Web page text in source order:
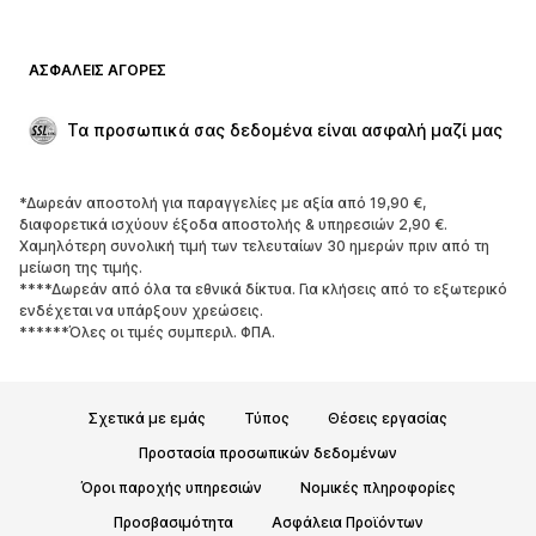
ΑΣΦΑΛΕΊΣ ΑΓΟΡΈΣ
Τα προσωπικά σας δεδομένα είναι ασφαλή μαζί μας
*Δωρεάν αποστολή για παραγγελίες με αξία από 19,90 €,
διαφορετικά ισχύουν έξοδα αποστολής & υπηρεσιών 2,90 €.
Χαμηλότερη συνολική τιμή των τελευταίων 30 ημερών πριν από τη
μείωση της τιμής.
****Δωρεάν από όλα τα εθνικά δίκτυα. Για κλήσεις από το εξωτερικό
ενδέχεται να υπάρξουν χρεώσεις.
******Όλες οι τιμές συμπεριλ. ΦΠΑ.
Σχετικά με εμάς Τύπος
Θέσεις εργασίας
Προστασία προσωπικών δεδομένων
Όροι παροχής υπηρεσιών
Νομικές πληροφορίες
Προσβασιμότητα
Ασφάλεια Προϊόντων